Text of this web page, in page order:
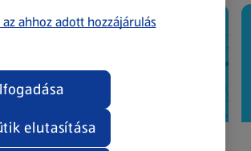
ahhoz adott hozzájárulás
elutasítása